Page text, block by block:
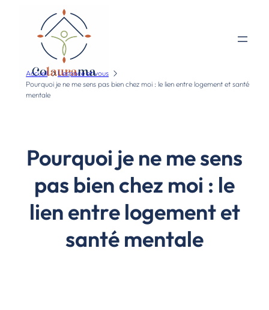
Accueil
L'espace et vous
Pourquoi je ne me sens pas bien chez moi : le lien entre logement et santé
mentale
Pourquoi je ne me sens
pas bien chez moi : le
lien entre logement et
santé mentale